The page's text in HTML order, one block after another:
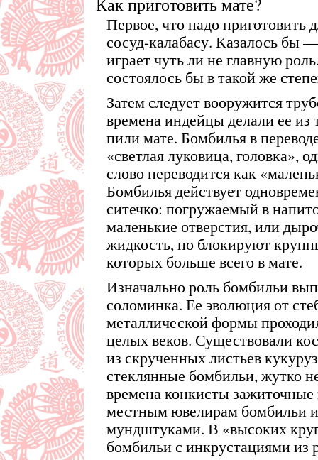
Первое, что надо приготовить
сосуд-калабасу. Казалось бы
играет чуть ли не главную
состоялось бы в такой же
Затем следует вооружится
времена индейцы делали ее
пили мате. Бомбилья в
«светлая луковица, головка»,
слово переводится как
Бомбилья действует
ситечко: погружаемый в
маленькие отверстия, или
жидкость, но блокируют
которых больше всего в мате.
Изначально роль бомбильи
соломинка. Ее эволюция от
металлической формы
целых веков. Существовали
из скрученных листьев
стеклянные бомбильи, жутко
времена конкисты
местным ювелирам бомбильи
мундштуками. В «высоких
бомбильи с инкрустациями из